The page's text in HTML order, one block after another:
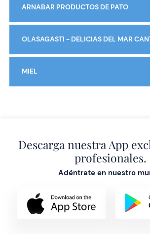
ARNABAR PRODUCTOS DE PATO
OLASAGASTI - DELICIAS DEL MAR
MIEL
Descarga nuestra App
profesionales.
Adéntrate en nuestro